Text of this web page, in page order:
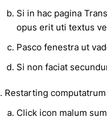
Si in hac pagina
opus erit uti textus
Pasco fenestra ut
Si non faciat
Restarting
Click icon malum